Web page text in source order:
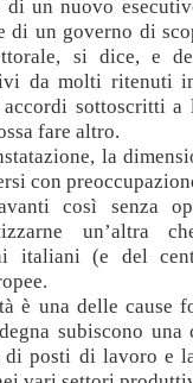
di un nuovo
di un governo di
si dice, e
da molti ritenuti
sottoscritti a
fare altro.
la
con
così senza
un’altra
italiani (e del
è una delle cause
subiscono una
di posti di lavoro e